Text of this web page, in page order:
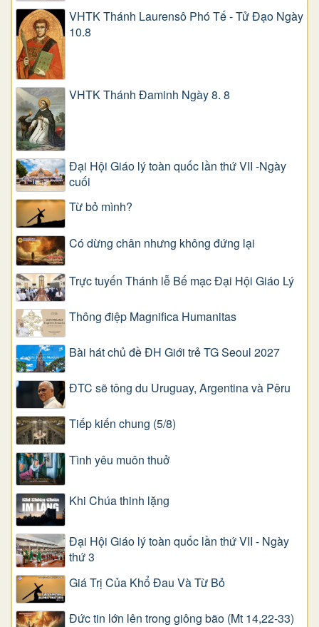
VHTK Thánh Laurensô Phó Tế - Tử Đạo Ngày
10.8
VHTK Thánh Đaminh Ngày 8. 8
Đại Hội Giáo lý toàn quốc lần thứ VII -Ngày
cuối
Từ bỏ mình?
Có dừng chân nhưng không đứng lại
Trực tuyến Thánh lễ Bế mạc Đại Hội Giáo Lý
Thông điệp Magnifica Humanitas
Bài hát chủ đề ĐH Giới trẻ TG Seoul 2027
ĐTC sẽ tông du Uruguay, Argentina và Pêru
Tiếp kiến chung (5/8)
Tình yêu muôn thuở
Khi Chúa thinh lặng
Đại Hội Giáo lý toàn quốc lần thứ VII - Ngày
thứ 3
Giá Trị Của Khổ Ðau Và Từ Bỏ
Đức tin lớn lên trong giông bão (Mt 14,22-33)